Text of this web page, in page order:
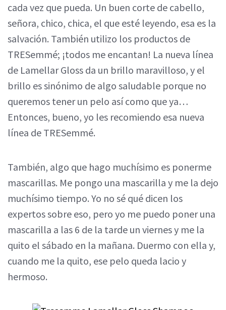
cada vez que pueda. Un buen corte de cabello,
señora, chico, chica, el que esté leyendo, esa es la
salvación. También utilizo los productos de
TRESemmé; ¡todos me encantan! La nueva línea
de Lamellar Gloss da un brillo maravilloso, y el
brillo es sinónimo de algo saludable porque no
queremos tener un pelo así como que ya…
Entonces, bueno, yo les recomiendo esa nueva
línea de TRESemmé.
También, algo que hago muchísimo es ponerme
mascarillas. Me pongo una mascarilla y me la dejo
muchísimo tiempo. Yo no sé qué dicen los
expertos sobre eso, pero yo me puedo poner una
mascarilla a las 6 de la tarde un viernes y me la
quito el sábado en la mañana. Duermo con ella y,
cuando me la quito, ese pelo queda lacio y
hermoso.